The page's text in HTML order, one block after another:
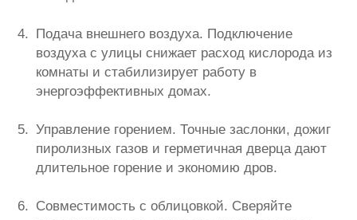
Подача внешнего воздуха. Подключение
воздуха с улицы снижает расход кислорода из
комнаты и стабилизирует работу в
энергоэффективных домах.
Управление горением. Точные заслонки, дожиг
пиролизных газов и герметичная дверца дают
длительное горение и экономию дров.
Совместимость с облицовкой. Сверяйте